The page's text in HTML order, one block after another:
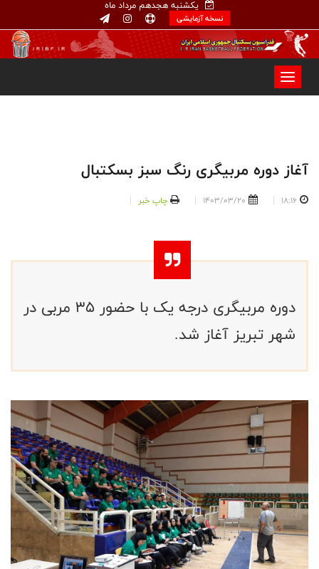
یکشنبه هجدهم مرداد ماه
نسخه آزمایشی
آغاز دوره مربیگری رنگ سبز بسکتبال
18:16
1403/03/20 چاپ خبر
دوره مربیگری درجه یک با حضور ۳۵ مربی در
شهر تبریز آغاز شد.